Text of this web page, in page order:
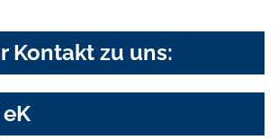
Kontakt zu uns: